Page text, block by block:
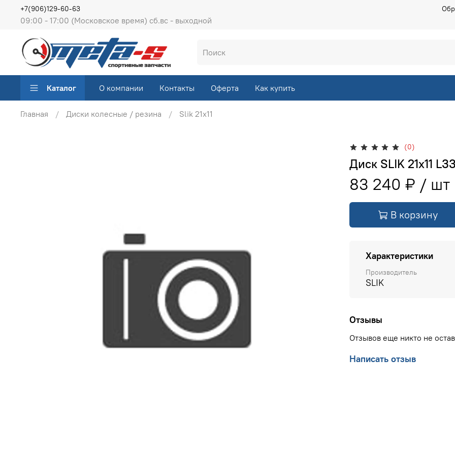
09:00 - 17:00 (Московское время) сб.вс - выходной
+7(906)129-60-63
Каталог О компании Контакты Оферта Как купить
Главная Диски колесные / резина Slik 21х11
(0)
Диск SLIK 21x11
83 240 ₽
В корзину
Характеристики
Производитель
SLIK
Отзывы
Отзывов еще никто не
Написать отзыв